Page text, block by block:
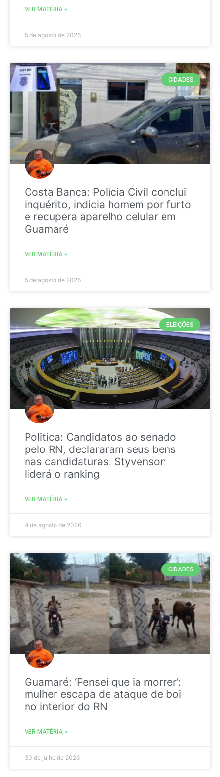
VER MATÉRIA »
5 de agosto de 2026
CIDADES
Costa Banca: Polícia Civil conclui
inquérito, indicia homem por furto
e recupera aparelho celular em
Guamaré
VER MATÉRIA »
5 de agosto de 2026
ELEIÇÕES
Politica: Candidatos ao senado
pelo RN, declararam seus bens
nas candidaturas. Styvenson
liderá o ranking
VER MATÉRIA »
4 de agosto de 2026
CIDADES
Guamaré: ‘Pensei que ia morrer’:
mulher escapa de ataque de boi
no interior do RN
VER MATÉRIA »
30 de julho de 2026